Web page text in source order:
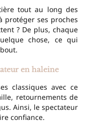
tout au long des
protéger ses proches
? De plus, chaque
chose, ce qui
en haleine
classiques avec ce
retournements de
Ainsi, le spectateur
confiance.